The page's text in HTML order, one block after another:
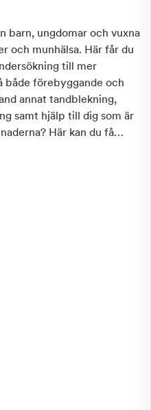
barn, ungdomar och vuxna
och munhälsa. Här får du
till mer
både förebyggande och
annat tandblekning,
samt hjälp till dig som är
Här kan du få
till Folktandvården Akuten